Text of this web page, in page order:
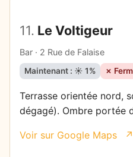
11. Le Voltigeur
Bar · 2 Rue de Falaise
Maintenant : ☀️ 1% ✗
Terrasse orientée nord,
dégagé). Ombre portée
Voir sur Google Maps